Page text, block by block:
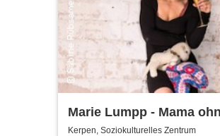
Marie Lumpp - Mama
Plan
Kerpen, Soziokulturelles Zentrum